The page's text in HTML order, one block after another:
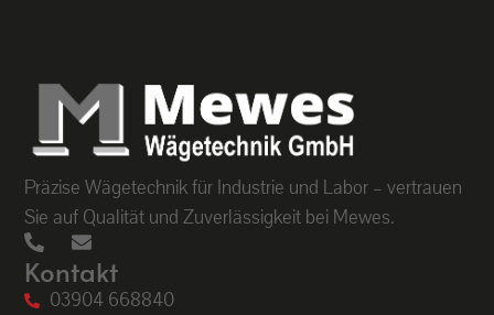
Präzise Wägetechnik für Industrie und Labor – vertrauen
Sie auf Qualität und Zuverlässigkeit bei Mewes.
Kontakt
03904 668840